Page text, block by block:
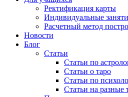
Ректификация карты
Индивидуальные
Расчетный метод
Новости
Блог
Статьи
Статьи по
Статьи о таро
Статьи по
Статьи на разные